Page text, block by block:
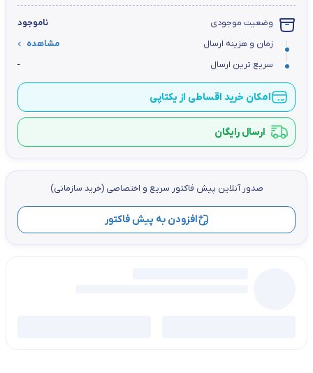
وضعیت موجودی
ناموجود
زمان و هزینه ارسال
مشاهده
سریع ترین ارسال
-
امکان خرید اقساطی از یکتاپی
ارسال رایگان
صدور آنلاین پيش فاكتور سریع و اختصاصي (خرید سازمانی)
افزودن به پیش فاکتور